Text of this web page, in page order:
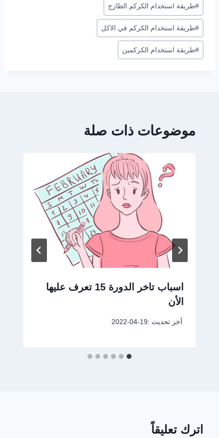
المقال:
#طريقة استخدام الكركم الطازج
#طريقة استخدام الكركم في الاكل
#طريقة استخدام الكركمين
موضوعات ذات صلة
اسباب تاخر الدورة 15 تعرف عليها
الأن
أخر تحديث :2022-04-19
اترك تعليقاً